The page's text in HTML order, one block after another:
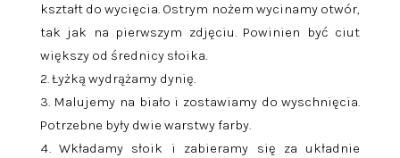
kształt do wycięcia. Ostrym nożem wycinamy otwór,
tak jak na pierwszym zdjęciu. Powinien być ciut
większy od średnicy słoika.
Łyżką wydrążamy dynię.
Malujemy na biało i zostawiamy do wyschnięcia.
Potrzebne były dwie warstwy farby.
Wkładamy słoik i zabieramy się za układnie